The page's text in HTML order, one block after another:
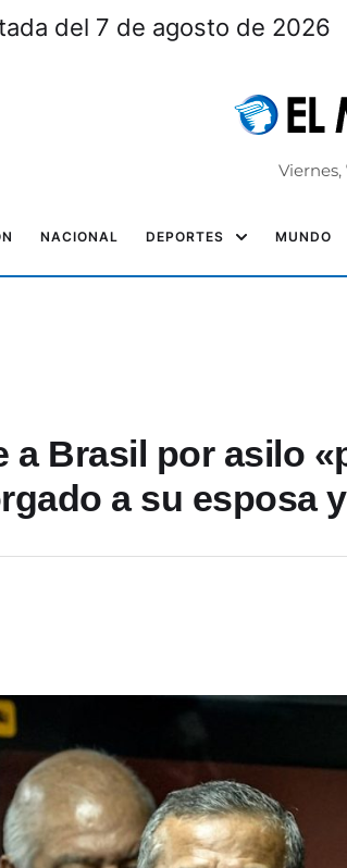
del 7 de agosto de 2026
NACIONAL DEPORTES MUNDO
a Brasil por asilo
a su esposa